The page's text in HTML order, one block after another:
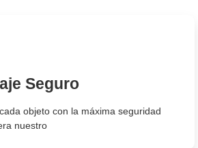
Seguro
objeto con la máxima seguridad
nuestro